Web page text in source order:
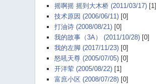
摇啊摇 摇到大木桥 (2011/03/17)[1]
技术原因 (2006/06/11)[0]
打油诗 (2008/08/21)[0]
我的故事（3A） (2011/10/28)[0]
我的左脚 (2017/11/23)[0]
怒吼天尊 (2005/07/05)[0]
开洋荤 (2005/08/22)[1]
富庶小区 (2008/07/28)[0]